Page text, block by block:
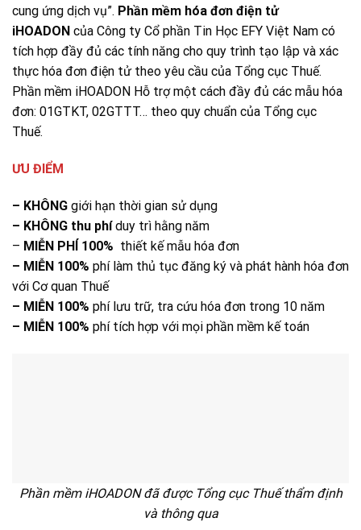
cung ứng dịch vụ”. Phần mềm hóa đơn điện tử
iHOADON của Công ty Cổ phần Tin Học EFY Việt Nam có
tích hợp đầy đủ các tính năng cho quy trình tạo lập và xác
thực hóa đơn điện tử theo yêu cầu của Tổng cục Thuế.
Phần mềm iHOADON Hỗ trợ một cách đầy đủ các mẫu hóa
đơn: 01GTKT, 02GTTT… theo quy chuẩn của Tổng cục
Thuế.
ƯU ĐIỂM
– KHÔNG giới hạn thời gian sử dụng
– KHÔNG thu phíduy trì hằng năm
– MIỄN PHÍ 100% thiết kế mẫu hóa đơn
– MIỄN 100% phí làm thủ tục đăng ký và phát hành hóa đơn
với Cơ quan Thuế
– MIỄN 100% phí lưu trữ, tra cứu hóa đơn trong 10 năm
– MIỄN 100% phí tích hợp với mọi phần mềm kế toán
Phần mềm iHOADON đã được Tổng cục Thuế thẩm định
và thông qua